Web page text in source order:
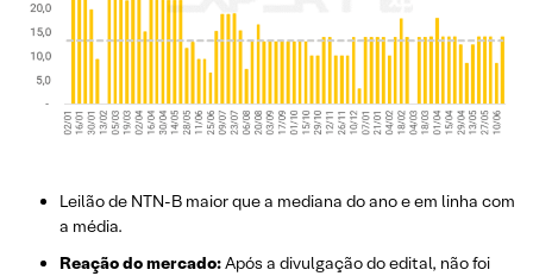
Leilão de NTN-B maior que a mediana do ano e em linha com
a média.
Reação do mercado:Após a divulgação do edital, não foi